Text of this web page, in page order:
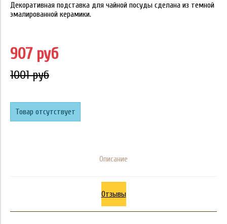
Декоративная подставка для чайной посуды сделана из темной
эмалированной керамики.
907 руб
1001 руб
Товар отсутствует
Описание
Отзывы